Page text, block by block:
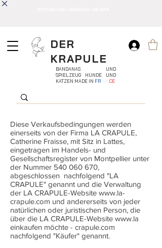
DER
KRAPULE
BANDANAS UND
SPIELZEUG HUNDE UND
KATZEN MADE IN FR CE
Diese Verkaufsbedingungen werden
einerseits von der Firma LA CRAPULE,
Catherine Fraisse, mit Sitz in Lattes,
eingetragen im Handels- und
Gesellschaftsregister von Montpellier unter
der Nummer 540 060 670,
abgeschlossen nachfolgend "LA
CRAPULE" genannt und die Verwaltung
der LA CRAPULE-Website www.la-
crapule.com und andererseits von jeder
natürlichen oder juristischen Person, die
über die LA CRAPULE-Website www.la
einkaufen möchte - crapule.com
nachfolgend "Käufer" genannt.